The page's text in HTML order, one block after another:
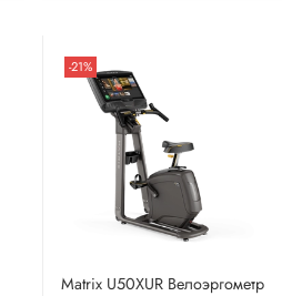
-21%
Matrix U50XUR Велоэргометр